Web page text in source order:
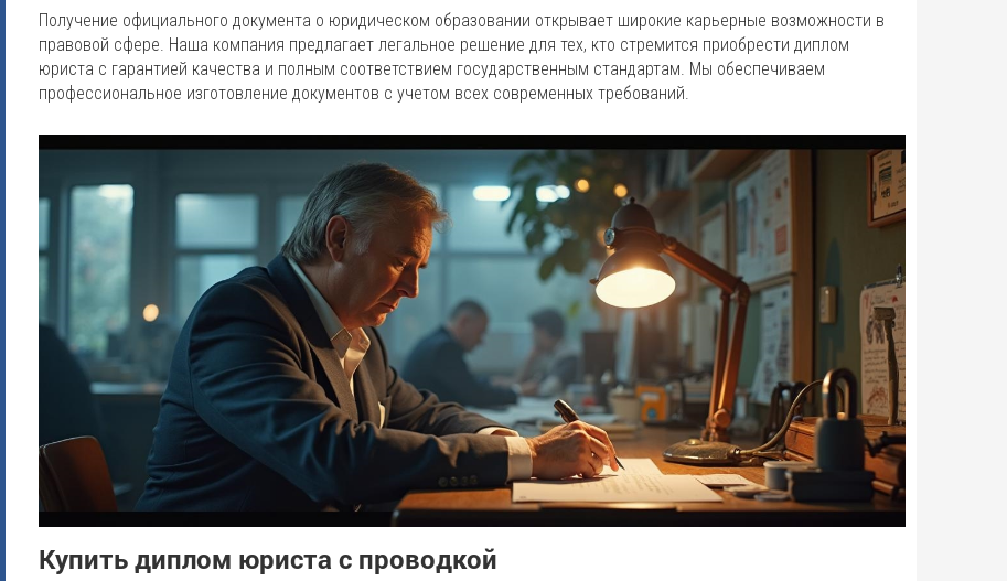
Получение официального документа о юридическом образовании открывает широкие карьерные возможности в
правовой сфере. Наша компания предлагает легальное решение для тех, кто стремится приобрести диплом
юриста с гарантией качества и полным соответствием государственным стандартам. Мы обеспечиваем
профессиональное изготовление документов с учетом всех современных требований.
Купить диплом юриста с проводкой